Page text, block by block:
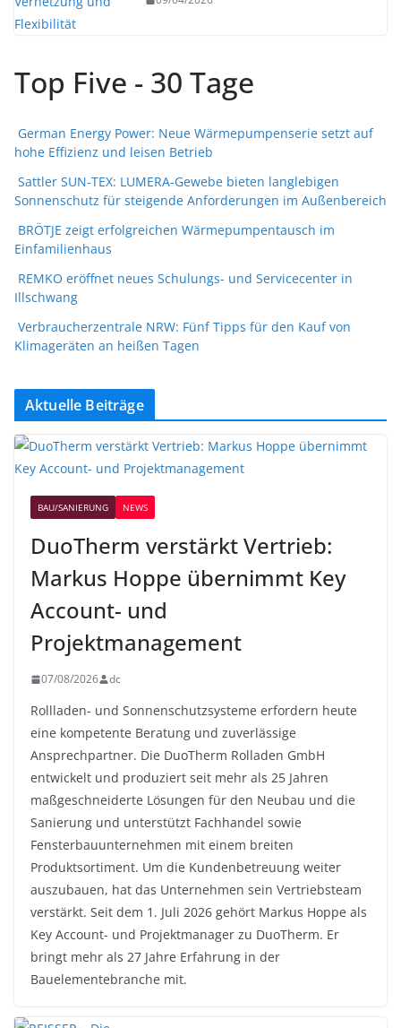
Top Five - 30 Tage
German Energy Power: Neue Wärmepumpenserie setzt auf
hohe Effizienz und leisen Betrieb
Sattler SUN-TEX: LUMERA-Gewebe bieten langlebigen
Sonnenschutz für steigende Anforderungen im Außenbereich
BRÖTJE zeigt erfolgreichen Wärmepumpentausch im
Einfamilienhaus
REMKO eröffnet neues Schulungs- und Servicecenter in
Illschwang
Verbraucherzentrale NRW: Fünf Tipps für den Kauf von
Klimageräten an heißen Tagen
Aktuelle Beiträge
BAU/SANIERUNG NEWS
DuoTherm verstärkt Vertrieb:
Markus Hoppe übernimmt Key
Account- und
Projektmanagement
07/08/2026 dc
Rollladen- und Sonnenschutzsysteme erfordern heute
eine kompetente Beratung und zuverlässige
Ansprechpartner. Die DuoTherm Rolladen GmbH
entwickelt und produziert seit mehr als 25 Jahren
maßgeschneiderte Lösungen für den Neubau und die
Sanierung und unterstützt Fachhandel sowie
Fensterbauunternehmen mit einem breiten
Produktsortiment. Um die Kundenbetreuung weiter
auszubauen, hat das Unternehmen sein Vertriebsteam
verstärkt. Seit dem 1. Juli 2026 gehört Markus Hoppe als
Key Account- und Projektmanager zu DuoTherm. Er
bringt mehr als 27 Jahre Erfahrung in der
Bauelementebranche mit.